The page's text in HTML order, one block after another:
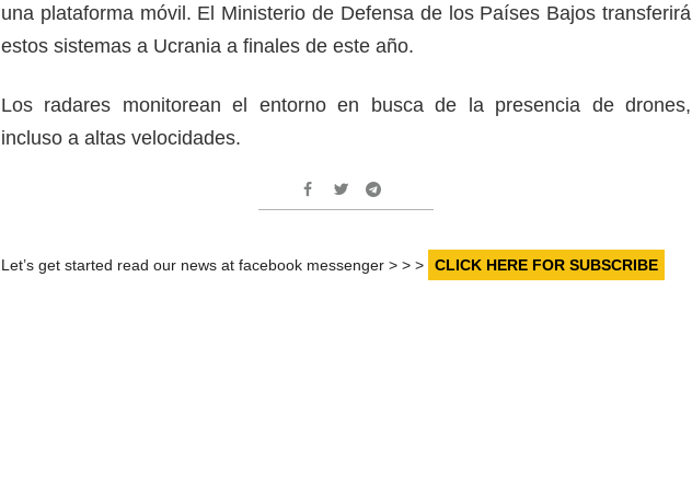
una plataforma móvil. El Ministerio de Defensa de los Países Bajos transferirá
estos sistemas a Ucrania a finales de este año.
Los radares monitorean el entorno en busca de la presencia de drones,
incluso a altas velocidades.
Let’s get started read our news at facebook messenger > > > CLICK HERE FOR SUBSCRIBE